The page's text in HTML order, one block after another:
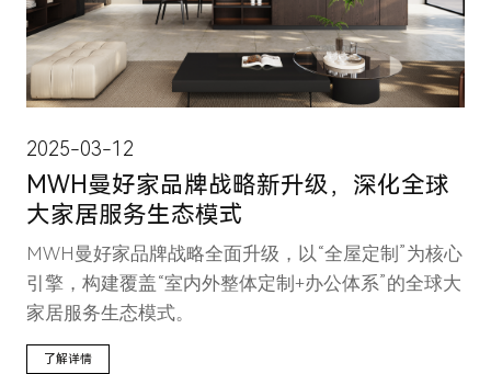
2025-03-12
MWH曼好家品牌战略新升级，深化全球
大家居服务生态模式
MWH曼好家品牌战略全面升级，以“全屋定制”为核心
引擎，构建覆盖“室内外整体定制+办公体系”的全球大
家居服务生态模式。
了解详情